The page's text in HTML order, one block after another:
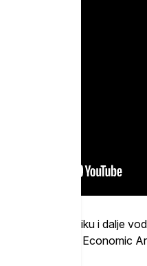
engleskom jeziku i dalje
Korea - Joint Economic